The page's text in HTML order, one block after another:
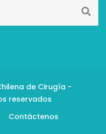
de Cirugía -
reservados
Contáctenos